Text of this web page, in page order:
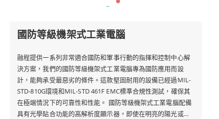
電腦可提供最高水平的精度和可靠性，MIL-DTL-38999 I型
和III型連接器（高性能圓柱形連接器）使其適用於空中交
通管制和關鍵任務場景。此外，無風扇設計和豐富的I/O擴
展可以輕鬆集成到現有系統中，使其成為軍事行動的理想
選擇。
國防等級機架式工業電腦
融程提供一系列非常適合國防和軍事行動的指揮和控制中心解
決方案，我們的國防等級機架式工業電腦專為國防應用而設
計，能夠承受最惡劣的條件。這款堅固耐用的設備已經過MIL-
STD-810G環境和MIL-STD 461F EMC標準合規性測試，確保其
在極端情況下的可靠性和性能。 國防等級機架式工業電腦配備
具有光學貼合功能的高解析度顯示器，即使在明亮的陽光或弱